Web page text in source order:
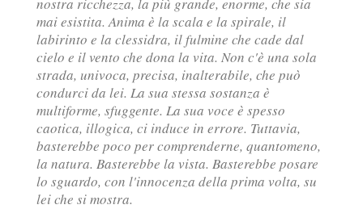
mai esistita. Anima è la scala e la spirale, il
labirinto e la clessidra, il fulmine che cade dal
cielo e il vento che dona la vita. Non c'è una sola
strada, univoca, precisa, inalterabile, che può
condurci da lei. La sua stessa sostanza è
multiforme, sfuggente. La sua voce è spesso
caotica, illogica, ci induce in errore. Tuttavia,
basterebbe poco per comprenderne, quantomeno,
la natura. Basterebbe la vista. Basterebbe posare
lo sguardo, con l'innocenza della prima volta, su
lei che si mostra.